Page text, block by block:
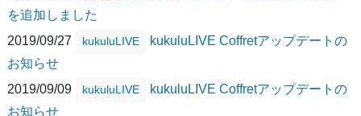
を追加しました
2019/09/27
kukuluLIVE
kukuluLIVE Coffretアップデートの
お知らせ
2019/09/09
kukuluLIVE
kukuluLIVE Coffretアップデートの
お知らせ